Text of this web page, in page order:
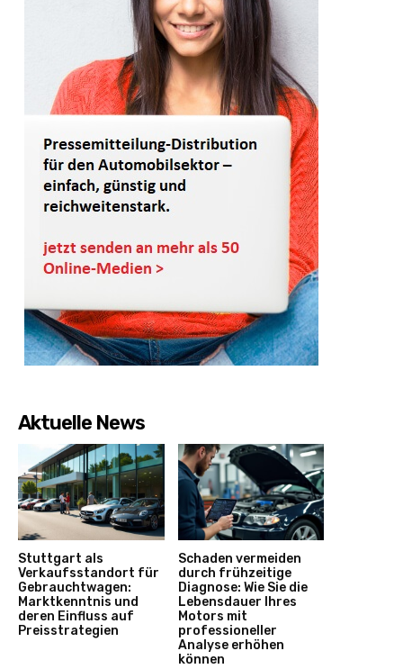
Aktuelle News
Stuttgart als
Verkaufsstandort für
Gebrauchtwagen:
Marktkenntnis und
deren Einfluss auf
Preisstrategien
Schaden vermeiden
durch frühzeitige
Diagnose: Wie Sie die
Lebensdauer Ihres
Motors mit
professioneller
Analyse erhöhen
können